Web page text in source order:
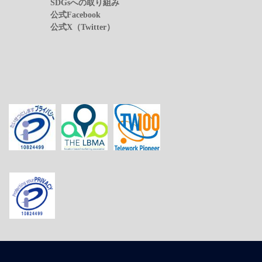
SDGsへの取り組み
公式Facebook
公式X（Twitter）